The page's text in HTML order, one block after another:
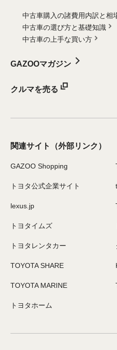
中古車購入の諸費用内訳と相
中古車の選び方と基礎知識
中古車の上手な買い方
GAZOOマガジン
クルマを売る
関連サイト （外部リンク）
GAZOO Shopping
トヨタ公式企業サイト
lexus.jp
トヨタイムズ
トヨタレンタカー
TOYOTA SHARE
TOYOTA MARINE
トヨタホーム